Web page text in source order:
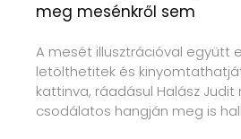
meg mesénkről sem
A mesét illusztrációval együtt
letölthetitek és
kattinva, ráadásul Halász Judit
csodálatos hangján meg is